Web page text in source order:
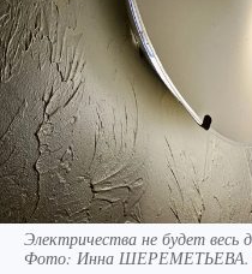
Электричества не будет весь
Фото: Инна ШЕРЕМЕТЬЕВА.